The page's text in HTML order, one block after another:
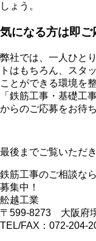
しょう。
気になる方は即ご
弊社では、一人ひと
トはもちろん、スタ
ことができる環境を
「鉄筋工事・基礎工
からのご応募をお待
最後までご覧いただ
鉄筋工事のご相談な
募集中！
舩越工業
〒599-8273 大阪府
TEL/FAX：072-204-